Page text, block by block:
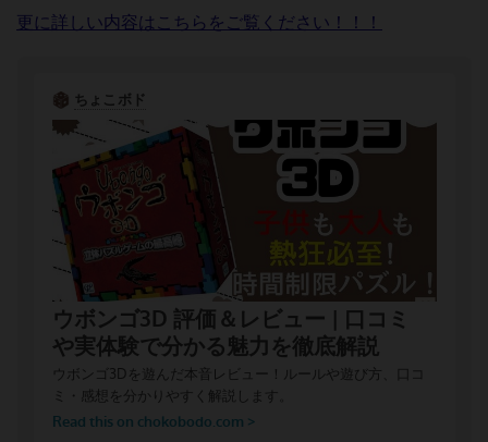
更に詳しい内容はこちらをご覧ください！！！